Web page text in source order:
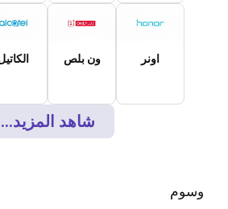
اونر ون بلص
شاهد المزيد...
وسوم